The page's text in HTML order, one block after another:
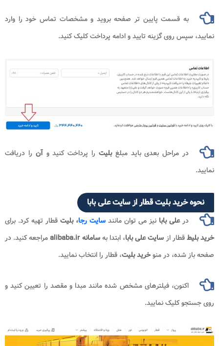
به قسمت پایین تر صفحه بروید و مشخصات تماس خود را وارد
روی گزینه تایید و ادامه پرداخت کلیک کنید.
در مراحل بعدی باید مبلغ بلیترا پرداخت کنید وآن را دریافت
بلیت قطار از سایت علی بابا
درعلی بابا نیز می توان مانند سایت رجا، بلیت قطار تهیه کرد. برای
قطار ازسایت علی بابا، ابتدا بهسامانه alibaba.ir
مراجعه کنید. در
شده، در منوخرید بلیت، قطار را انتخاب نمایید.
اکنون، فیلترهای مشخص شده مانند مبدا و مقصد را تعیین کنید و
کلیک نمایید.